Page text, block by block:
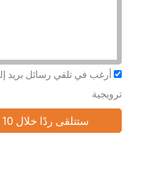
أرغب في تلقي رسائل بريد
ترويجية
ستتلقى ردًا خلال 10 دقائق